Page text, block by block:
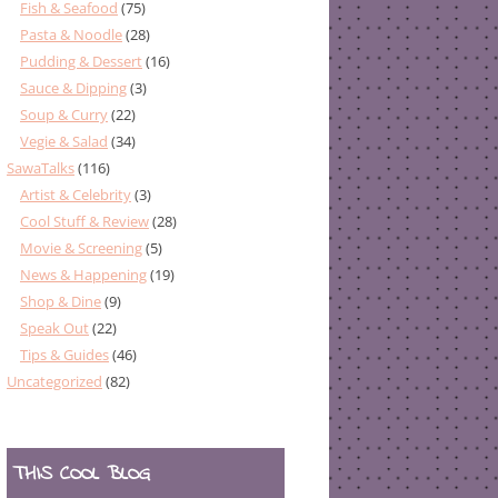
Fish & Seafood (75)
Pasta & Noodle(28)
Pudding & Dessert(16)
Sauce & Dipping(3)
Soup & Curry(22)
Vegie & Salad (34)
SawaTalks(116)
Artist & Celebrity(3)
Cool Stuff & Review(28)
Movie & Screening(5)
News & Happening(19)
Shop & Dine(9)
Speak Out(22)
Tips & Guides(46)
Uncategorized (82)
THIS COOL BLOG